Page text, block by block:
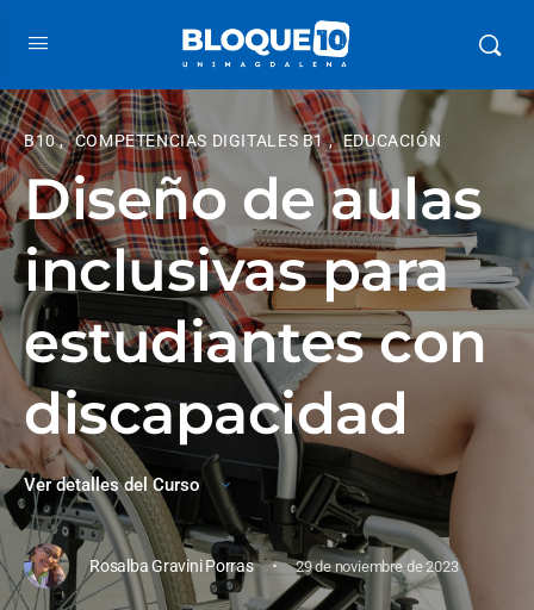
B10, COMPETENCIAS DIGITALES B1, EDUCACIÓN
Diseño de aulas
inclusivas para
estudiantes con
discapacidad
Ver detalles del Curso
Rosalba Gravini Porras · 29 de noviembre de 2023